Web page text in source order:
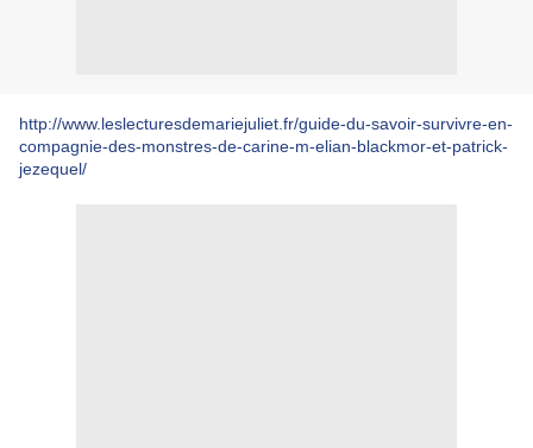
http://www.leslecturesdemariejuliet.fr/guide-du-savoir-survivre-en-
compagnie-des-monstres-de-carine-m-elian-blackmor-et-patrick-
jezequel/